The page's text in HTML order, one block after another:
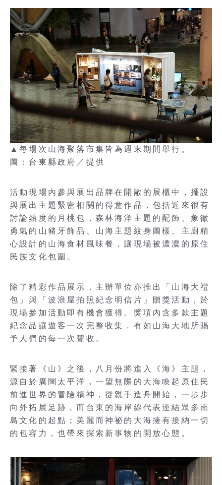
▲每場次山海聚落市集皆為週末期間舉行。
圖：台東縣政府／提供
活動現場內參與展出品牌在開敞的展櫃中，擺設
與展出主題緊密相關的得意作品，包括近來很有
討論熱度的月桃包，森林海洋主題的配飾、象徵
勇氣的山豬牙飾品、山海主題紋身圖樣、主廚精
心設計的山海食材風味餐，讓現場被濃濃的原住
民族文化包圍。
除了精彩作品展示，主辦單位亦推出「山海大禮
包」與「波浪屋拍照紀念明信片」贈獎活動，於
現場參加活動即有機會獲得。獎項內含多款主題
紀念品讓遊客一次完整收集，有如山海大地所賜
予人們的每一次豐收。
緊接著《山》之後，八月份將進入《海》主題，
源自於廣闊太平洋，一望無際的大海喚起原住民
前進世界的冒險精神，從親手造舟開始，一步步
向外拓展足跡，而台東的海岸線代表連結眾多南
島文化的起點；美麗而神祕的大海擁有接納一切
的包容力，也帶來探索新事物的開放心態。